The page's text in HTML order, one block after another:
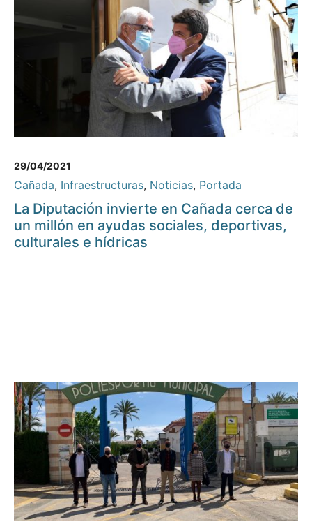
29/04/2021
Cañada, Infraestructuras, Noticias, Portada
La Diputación invierte en Cañada cerca de
un millón en ayudas sociales, deportivas,
culturales e hídricas